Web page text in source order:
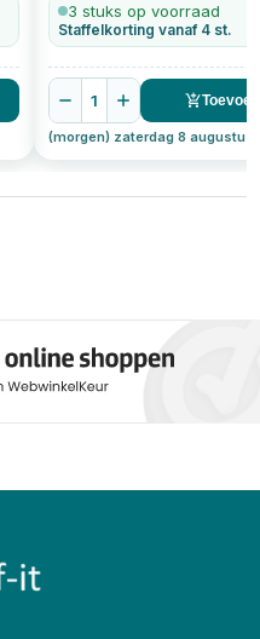
3 stuks op voorraad
Staffelkorting vanaf 4 st.
1
(morgen) zaterdag 8 augustus